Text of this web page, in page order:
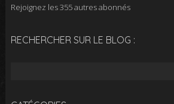
Rejoignez les 355 autres abonnés
RECHERCHER SUR LE BLOG :